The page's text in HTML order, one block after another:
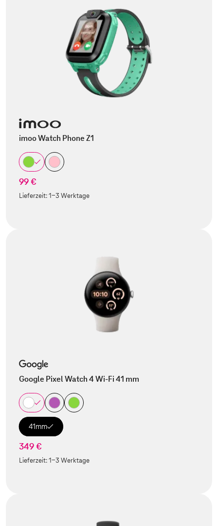
imoo Watch Phone Z1
99 €
Lieferzeit:1-3 Werktage
Google Pixel Watch 4 Wi-Fi 41 mm
41mm
349 €
Lieferzeit:1-3 Werktage